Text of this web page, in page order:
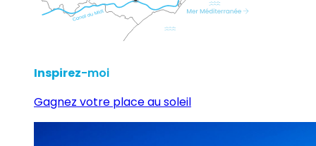
Inspirez-moi
Gagnez votre place au soleil